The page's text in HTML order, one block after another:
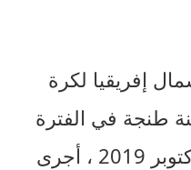
إفريقيا لكرة
طنجة في الفترة
المتراوحة مابين 1 – 8 أكتوبر 2019 ، أجرى